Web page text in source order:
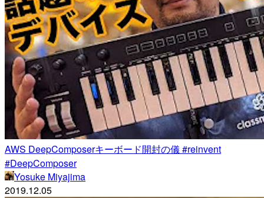
AWS DeepComposerキーボード開封の儀 #reinvent
#DeepComposer
Yosuke Miyajima
2019.12.05